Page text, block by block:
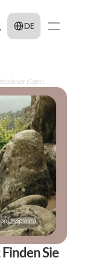
Select Language
DE
rügen
onUnsplash)
Sie